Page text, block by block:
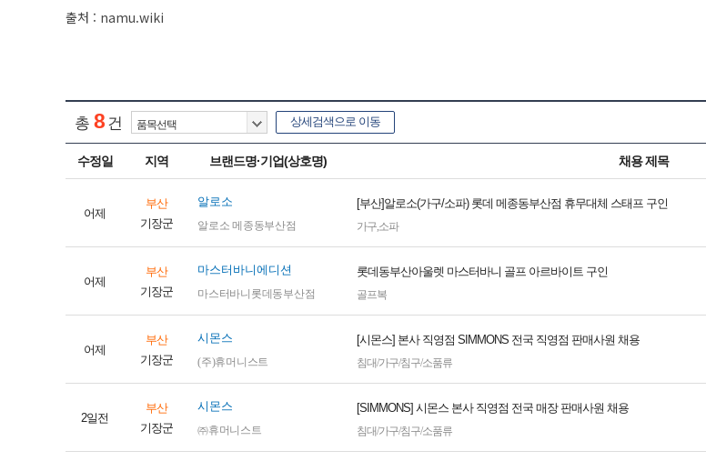
출처 : namu.wiki
총 8 건 상세검색으로 이동
수정일 지역 브랜드명·기업(상호명) 채용 제목
어제
부산
기장군
알로소
알로소 메종동부산점
[부산]알로소(가구/소파) 롯데 메종동부산점 휴무대체 스태프 구인
가구,소파
어제
부산
기장군
마스터바니에디션
마스터바니롯데동부산점
롯데동부산아울렛 마스터바니 골프 아르바이트 구인
골프복
어제
부산
기장군
시몬스
(주)휴머니스트
[시몬스] 본사 직영점 SIMMONS 전국 직영점 판매사원 채용
침대/가구/침구/소품류
2일전
부산
기장군
시몬스
㈜휴머니스트
[SIMMONS] 시몬스 본사 직영점 전국 매장 판매사원 채용
침대/가구/침구/소품류